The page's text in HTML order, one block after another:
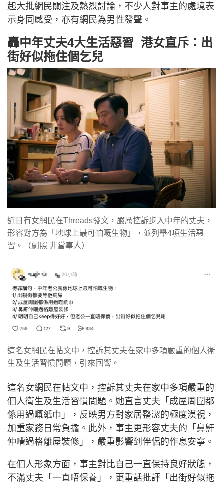
起大批網民關注及熱烈討論，不少人對事主的處境表
示身同感受，亦有網民為男性發聲。
轟中年丈夫4大生活惡習 港女直斥：出
街好似拖住個乞兒
近日有女網民在Threads發文，嚴厲控訴步入中年的丈夫，
形容對方為「地球上最可怕嘅生物」，並列舉4項生活惡
習。（劇照 非當事人）
這名女網民在帖文中，控訴其丈夫在家中多項嚴重的個人衛
生及生活習慣問題，引來回響。
這名女網民在帖文中，控訴其丈夫在家中多項嚴重的
個人衛生及生活習慣問題。她直言丈夫「成屋周圍都
係用過嘅紙巾」，反映男方對家居整潔的極度漠視，
加重家務日常負擔。此外，事主更形容丈夫的「鼻鼾
仲嘈過格離屋裝修」，嚴重影響到伴侶的作息安寧。
在個人形象方面，事主對比自己一直保持良好狀態，
不滿丈夫「一直唔保養」，更重話批評「出街好似拖